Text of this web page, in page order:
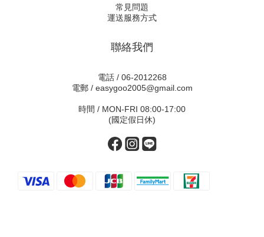
常見問題
運送服務方式
聯絡我們
電話 / 06-2012268
電郵 / easygoo2005@gmail.com
時間 / MON-FRI 08:00-17:00
(國定假日休)